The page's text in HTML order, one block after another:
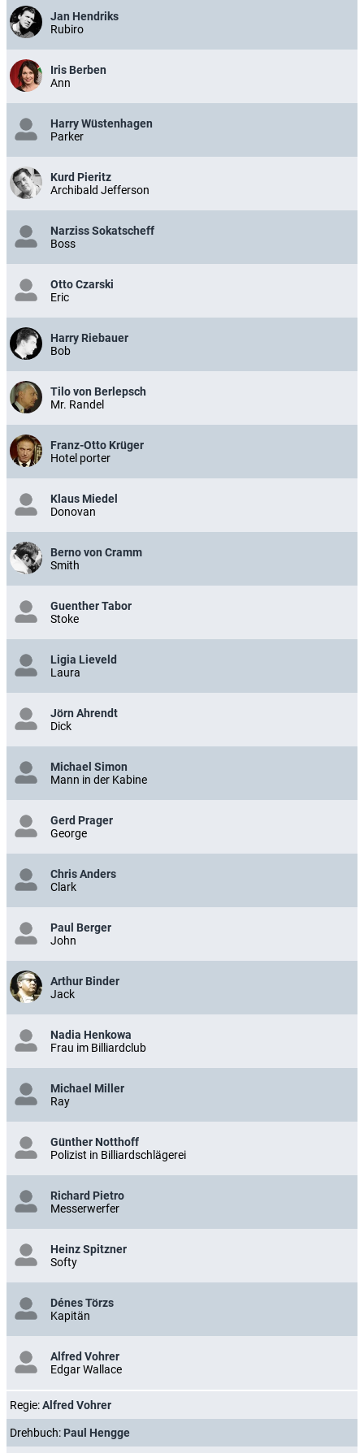
Jan Hendriks
Rubiro
Iris Berben
Ann
Harry Wüstenhagen
Parker
Kurd Pieritz
Archibald Jefferson
Narziss Sokatscheff
Boss
Otto Czarski
Eric
Harry Riebauer
Bob
Tilo von Berlepsch
Mr. Randel
Franz-Otto Krüger
Hotel porter
Klaus Miedel
Donovan
Berno von Cramm
Smith
Guenther Tabor
Stoke
Ligia Lieveld
Laura
Jörn Ahrendt
Dick
Michael Simon
Mann in der Kabine
Gerd Prager
George
Chris Anders
Clark
Paul Berger
John
Arthur Binder
Jack
Nadia Henkowa
Frau im Billiardclub
Michael Miller
Ray
Günther Notthoff
Polizist in Billiardschlägerei
Richard Pietro
Messerwerfer
Heinz Spitzner
Softy
Dénes Törzs
Kapitän
Alfred Vohrer
Edgar Wallace
Regie:Alfred Vohrer
Drehbuch: Paul Hengge